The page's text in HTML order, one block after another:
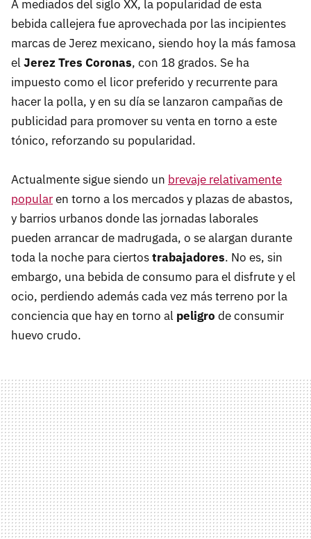
A mediados del siglo XX, la popularidad de esta
bebida callejera fue aprovechada por las incipientes
marcas de Jerez mexicano, siendo hoy la más famosa
el Jerez Tres Coronas, con 18 grados. Se ha
impuesto como el licor preferido y recurrente para
hacer la polla, y en su día se lanzaron campañas de
publicidad para promover su venta en torno a este
tónico, reforzando su popularidad.
Actualmente sigue siendo un brevaje relativamente
popularen torno a los mercados y plazas de abastos,
y barrios urbanos donde las jornadas laborales
pueden arrancar de madrugada, o se alargan durante
toda la noche para ciertostrabajadores. No es, sin
embargo, una bebida de consumo para el disfrute y el
ocio, perdiendo además cada vez más terreno por la
conciencia que hay en torno al peligro de consumir
huevo crudo.